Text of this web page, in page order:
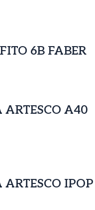
6B FABER
A40
IPOP